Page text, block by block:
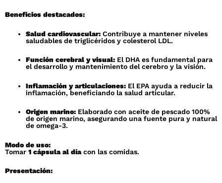
Beneficios destacados:
Salud cardiovascular: Contribuye a mantener niveles
saludables de triglicéridos y colesterol LDL.
Función cerebral y visual: El DHA es fundamental para
el desarrollo y mantenimiento del cerebro y la visión.
Inflamación y articulaciones: El EPA ayuda a reducir la
inflamación, beneficiando la salud articular.
Origen marino: Elaborado con aceite de pescado 100%
de origen marino, asegurando una fuente pura y natural
de omega-3.
Modo de uso:
Tomar 1 cápsula al díacon las comidas.
Presentación: